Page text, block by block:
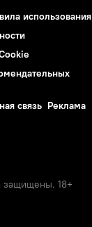
использования
связь Реклама
защищены. 18+